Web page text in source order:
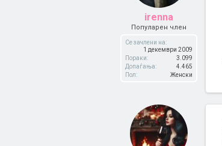
irenna
Популарен член
Се зачлени на:
1 декември 2009
Пораки:
3.099
Допаѓања:
4.465
Пол:
Женски